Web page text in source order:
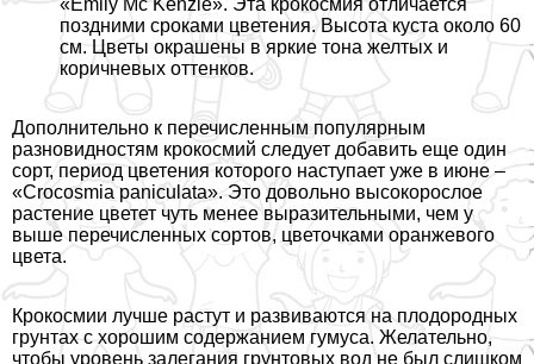
«Emily Mc Kenzie». Эта крокосмия отличается
поздними сроками цветения. Высота куста около 60
см. Цветы окрашены в яркие тона желтых и
коричневых оттенков.
Дополнительно к перечисленным популярным
разновидностям крокосмий следует добавить еще один
сорт, период цветения которого наступает уже в июне –
«Crocosmia paniculata». Это довольно высокорослое
растение цветет чуть менее выразительными, чем у
выше перечисленных сортов, цветочками оранжевого
цвета.
Крокосмии лучше растут и развиваются на плодородных
грунтах с хорошим содержанием гумуса. Желательно,
чтобы уровень залегания грунтовых вод не был слишком